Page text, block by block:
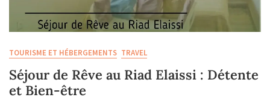
TOURISME ET HÉBERGEMENTS TRAVEL
Séjour de Rêve au Riad Elaissi : Détente
et Bien-être